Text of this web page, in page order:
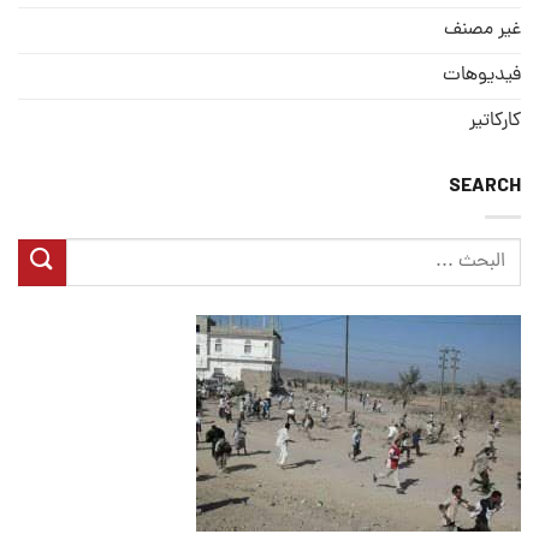
غير مصنف
فيديوهات
كاركاتير
SEARCH